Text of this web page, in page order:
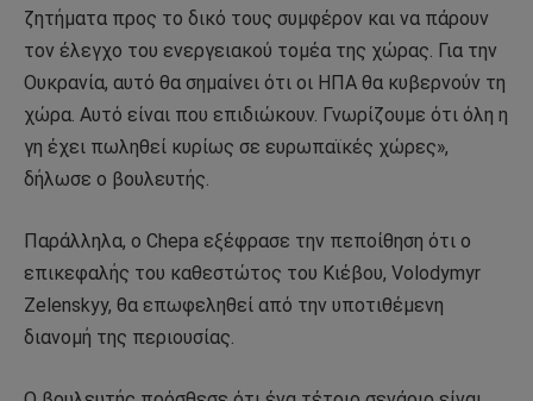
ζητήματα προς το δικό τους συμφέρον και να πάρουν
τον έλεγχο του ενεργειακού τομέα της χώρας. Για την
Ουκρανία, αυτό θα σημαίνει ότι οι ΗΠΑ θα κυβερνούν τη
χώρα. Αυτό είναι που επιδιώκουν. Γνωρίζουμε ότι όλη η
γη έχει πωληθεί κυρίως σε ευρωπαϊκές χώρες»,
δήλωσε ο βουλευτής.
Παράλληλα, ο Chepa εξέφρασε την πεποίθηση ότι ο
επικεφαλής του καθεστώτος του Κιέβου, Volodymyr
Zelenskyy, θα επωφεληθεί από την υποτιθέμενη
διανομή της περιουσίας.